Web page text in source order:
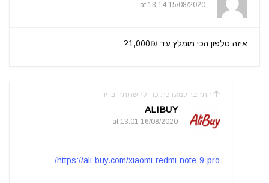
15/08/2020 at 13:14
איזה טלפון הכי מומלץ עד 1,000₪?
התחבר למערכת כדי להשתתף בדיון
ALIBUY
16/08/2020 at 13:01
https://ali-buy.com/xiaomi-redmi-note-9-pro/